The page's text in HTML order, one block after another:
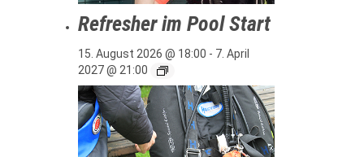
Refresher im Pool Start
15. August 2026 @ 18:00 - 7. April
2027 @ 21:00